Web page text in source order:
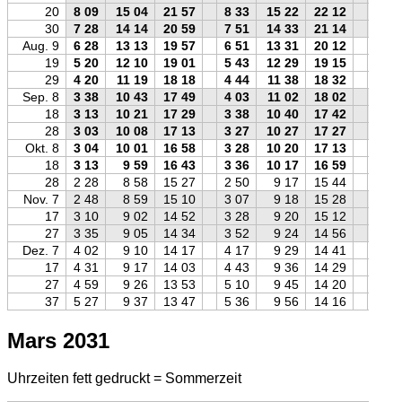
20
8 09 15 04 21 57 8 33 15 22 22 12
30
7 28 14 14 20 59 7 51 14 33 21 14
Aug. 9
6 28 13 13 19 57 6 51 13 31 20 12
19
5 20 12 10 19 01 5 43 12 29 19 15
29
4 20 11 19 18 18 4 44 11 38 18 32
Sep. 8
3 38 10 43 17 49 4 03 11 02 18 02
18
3 13 10 21 17 29 3 38 10 40 17 42
28
3 03 10 08 17 13 3 27 10 27 17 27
Okt. 8
3 04 10 01 16 58 3 28 10 20 17 13
18
3 13 9 59 16 43 3 36 10 17 16 59
28
2 28 8 58 15 27 2 50 9 17 15 44
Nov. 7
2 48 8 59 15 10 3 07 9 18 15 28
17
3 10 9 02 14 52 3 28 9 20 15 12
27
3 35 9 05 14 34 3 52 9 24 14 56
Dez. 7
4 02 9 10 14 17 4 17 9 29 14 41
17
4 31 9 17 14 03 4 43 9 36 14 29
27
4 59 9 26 13 53 5 10 9 45 14 20
37
5 27 9 37 13 47 5 36 9 56 14 16
Mars 2031
Uhrzeiten fett gedruckt = Sommerzeit